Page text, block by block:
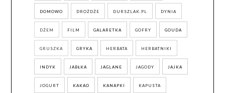
DOMOWO DROŻDŻE DURSZLAK.PL DYNIA
DŻEM FILM GALARETKA GOFRY GOUDA
GRUSZKA GRYKA HERBATA HERBATNIKI
INDYK JABŁKA JAGLANE JAGODY JAJKA
JOGURT KAKAO KANAPKI KAPUSTA